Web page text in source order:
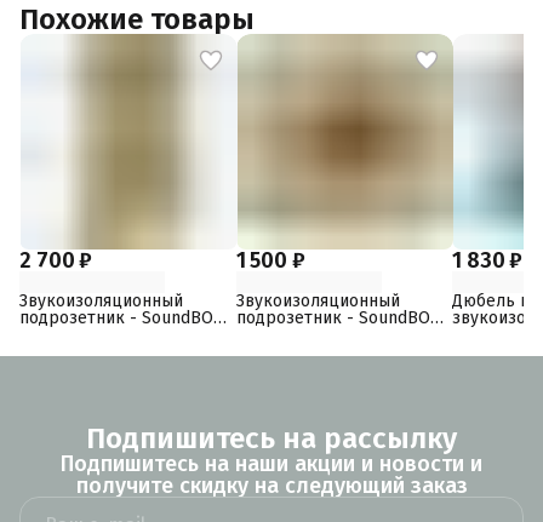
Похожие товары
2 700 ₽
Звукоизоляционный
подрозетник - SoundBOX
1 500 ₽
Звукоизоляционный
подрозетник - SoundBOX
1 830 ₽
Дюбель
Подпишитесь на рассылку
Подпишитесь на наши акции и новости и
получите скидку на следующий заказ